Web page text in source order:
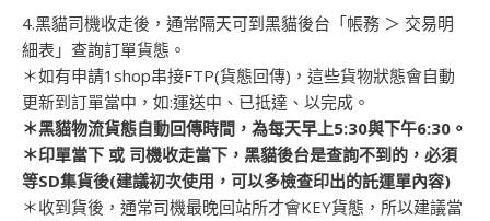
4.黑貓司機收走後，通常隔天可到黑貓後台「帳務 ＞ 交易明
細表」查詢訂單貨態。
＊如有申請1shop串接FTP(貨態回傳)，這些貨物狀態會自動
更新到訂單當中，如:運送中、已抵達、以完成。
＊黑貓物流貨態自動回傳時間，為每天早上5:30與下午6:30。
＊印單當下 或 司機收走當下，黑貓後台是查詢不到的，必須
等SD集貨後(建議初次使用，可以多檢查印出的託運單內容)
＊收到貨後，通常司機最晚回站所才會KEY貨態，所以建議當